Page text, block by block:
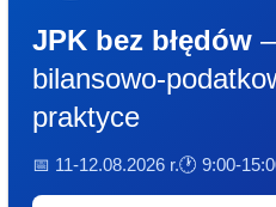
JPK bez błędów
bilansowo-
praktyce
📅 11-12.08.2026 r.🕐 9:00-